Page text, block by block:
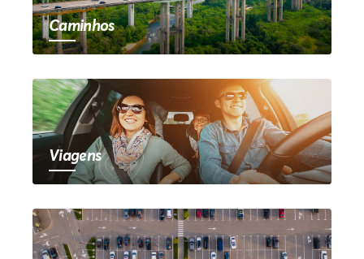
Caminhos
Viagens